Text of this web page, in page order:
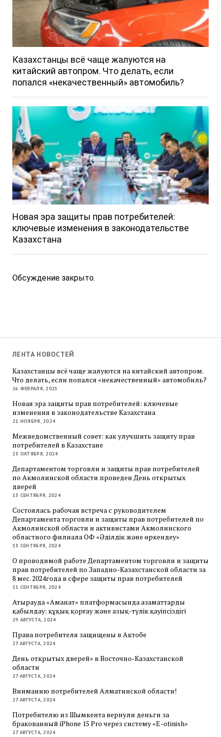
Казахстанцы всё чаще жалуются на
китайский автопром. Что делать, если
попался «некачественный» автомобиль?
Новая эра защиты прав потребителей:
ключевые изменения в законодательстве
Казахстана
Обсуждение закрыто.
ЛЕНТА НОВОСТЕЙ
Казахстанцы всё чаще жалуются на китайский автопром.
Что делать, если попался «некачественный» автомобиль?
26 ФЕВРАЛЯ, 2025
Новая эра защиты прав потребителей: ключевые
изменения в законодательстве Казахстана
21 НОЯБРЯ, 2024
Межведомственный совет: как улучшить защиту прав
потребителей в Казахстане
23 ОКТЯБРЯ, 2024
Департаментом торговли и защиты прав потребителей
по Акмолинской области проведен День открытых
дверей
13 СЕНТЯБРЯ, 2024
Состоялась рабочая встреча с руководителем
Департамента торговли и защиты прав потребителей по
Акмолинской области и активистами Акмолинского
областного филиала ОФ «Әділдік және өркендеу»
13 СЕНТЯБРЯ, 2024
О проводимой работе Департаментом торговли и защиты
прав потребителей по Западно-Казахстанской области за
8 мес. 2024года в сфере защиты прав потребителей
11 СЕНТЯБРЯ, 2024
Атырауда «Аманат» платформасында азаматтарды
қабылдау: құқық қорғау және азық-түлік қауіпсіздігі
29 АВГУСТА, 2024
Права потребителя защищены в Актобе
27 АВГУСТА, 2024
День открытых дверей» в Восточно-Казахстанской
области
27 АВГУСТА, 2024
Вниманию потребителей Алматинской области!
27 АВГУСТА, 2024
Потребителю из Шымкента вернули деньги за
бракованный iPhone 15 Pro через систему «E-otinish»
27 АВГУСТА, 2024